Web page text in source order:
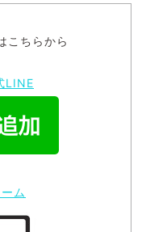
こちらから
LINE
ム